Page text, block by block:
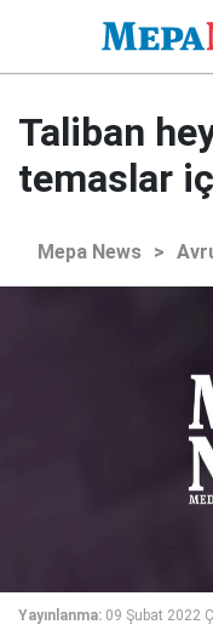
Taliban
temaslar
Mepa News >
Yayınlanma: 09 Şubat 2022